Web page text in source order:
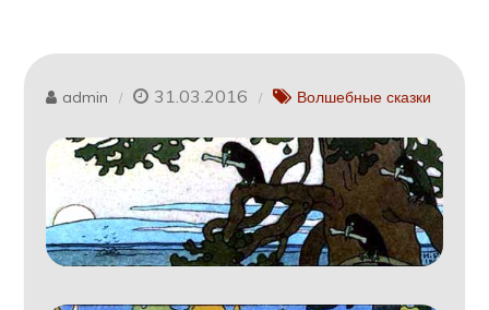
admin 31.03.2016 Волшебные сказки